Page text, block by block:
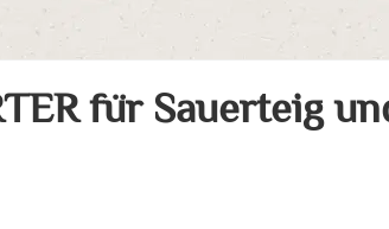
für Sauerteig